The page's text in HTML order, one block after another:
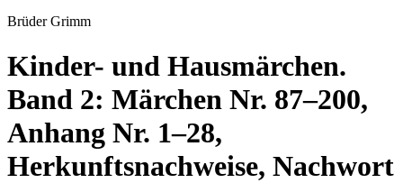
Brüder Grimm
Kinder- und Hausmärchen.
Band 2: Märchen Nr. 87–200,
Anhang Nr. 1–28,
Herkunftsnachweise, Nachwort